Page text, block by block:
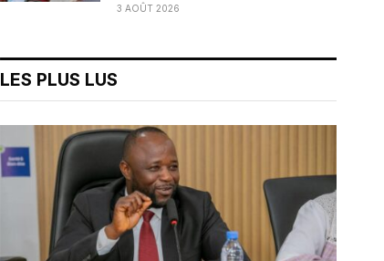
3 AOÛT 2026
LES PLUS LUS